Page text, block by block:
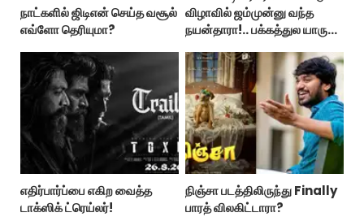
நாட்களில் ஜிடிஎன் செய்த வசூல்
எவ்ளோ தெரியுமா?
விழாவில் ஜம்முன்னு வந்த
நயன்தாரா!.. பக்கத்துல யாரு
எதிர்பார்ப்பை எகிற வைத்த
டாக்ஸிக் ட்ரெய்லர்!
நிஞ்சா படத்திலிருந்து Finally
பாரத் விலகிட்டாரா?